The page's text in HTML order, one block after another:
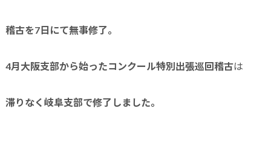
稽古を7日にて無事修了。
4月大阪支部から始ったコンクール特別出張巡回稽古は
滞りなく岐阜支部で修了しました。